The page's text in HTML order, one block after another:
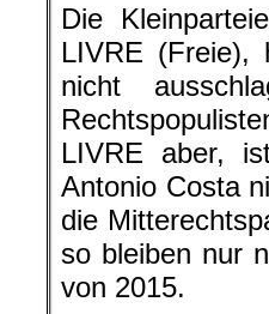
Die
LIVRE (Freie),
nicht
LIVRE aber,
Antonio Costa
die
so bleiben nur
von 2015.